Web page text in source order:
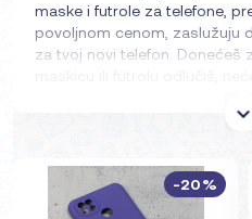
maske i futrole za telefone,
povoljnom cenom, zaslužuju
za tvoj novi telefon. Donećeš
-20%